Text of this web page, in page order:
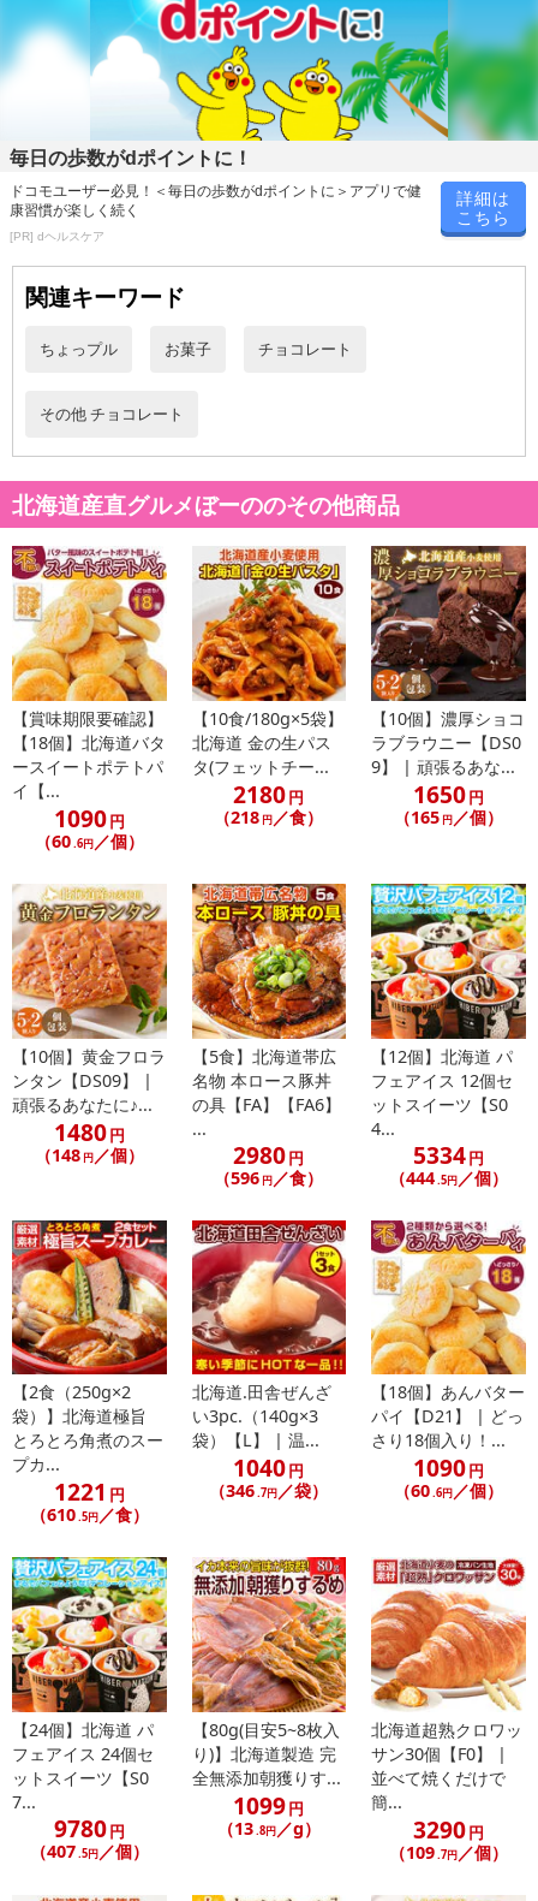
使用し、パティシエが手作りで仕上げました。
食感・味わい・香り、すべてにこだわりぬいた一品です。
【ポイント1】北海道産の原料をたっぷりと使用
北海道産のフレッシュで高品質な原料をタップ路と使用しました。
冷涼な気候に育まれた北海道の小麦粉は豊かな麦の香りと甘さが楽
北海道のスイーツ工房でパティシエがひとつずつ手作業で丁寧に仕
上げた、濃厚で贅沢なチョコブラウニーの美味しさは一度食べたら
忘れられない味わいです。
【ポイント2】2種類のクーベルチュールの絶妙なバランス
甘すぎず、苦すぎず、ブラウニーを絶妙な甘さに仕上げる為にベル
ギー産とイタリア産の2種類のクーベルチュールチョコレートを使用
しています。
こだわり抜いたチョコレートが生み出す程よい甘さの濃厚な味わい
毎日の歩数がdポイントに！
ドコモユーザー必見！＜毎日の歩数がdポイントに＞アプリで健
康習慣が楽しく続く
[PR] dヘルスケア
詳細は
こちら
関連キーワード
ちょっプル お菓子 チョコレート
その他 チョコレート
北海道産直グルメぼーののその他商品
【賞味期限要確認】
【18個】北海道バタ
ースイートポテトパ
イ【...
1090円
（60.6円／個）
【10食/180g×5袋】
北海道 金の生パス
タ(フェットチー...
2180円
（218 円／食）
【10個】濃厚ショコ
ラブラウニー【DS0
9】 | 頑張るあな...
1650円
（165 円／個）
【10個】黄金フロラ
ンタン【DS09】 |
頑張るあなたに♪...
1480円
（148 円／個）
【5食】北海道帯広
名物 本ロース豚丼
の具【FA】【FA6】
...
2980円
（596 円 ／食）
【12個】北海道 パ
フェアイス 12個セ
ットスイーツ【S0
4...
5334円
（444.5円 ／個）
【2食（250g×2
袋）】北海道極旨
とろとろ角煮のスー
プカ...
1221 円
（610.5円／食）
北海道.田舎ぜんざ
い3pc.（140g×3
袋）【L】 | 温...
1040円
（346.7円／袋）
【18個】あんバター
パイ【D21】 | どっ
さり18個入り！...
1090円
（60.6円／個）
【24個】北海道 パ
フェアイス 24個セ
ットスイーツ【S0
7...
9780円
（407.5円／個）
【80g(目安5~8枚入
り)】北海道製造 完
全無添加朝獲りす...
1099円
（13.8円／g）
北海道超熟クロワッ
サン30個【F0】 |
並べて焼くだけで
簡...
3290円
（109.7円／個）